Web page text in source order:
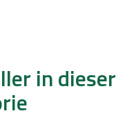
in dieser